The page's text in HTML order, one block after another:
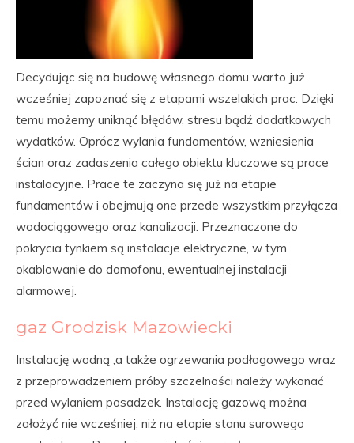
Decydując się na budowę własnego domu warto już
wcześniej zapoznać się z etapami wszelakich prac. Dzięki
temu możemy uniknąć błędów, stresu bądź dodatkowych
wydatków. Oprócz wylania fundamentów, wzniesienia
ścian oraz zadaszenia całego obiektu kluczowe są prace
instalacyjne. Prace te zaczyna się już na etapie
fundamentów i obejmują one przede wszystkim przyłącza
wodociągowego oraz kanalizacji. Przeznaczone do
pokrycia tynkiem są instalacje elektryczne, w tym
okablowanie do domofonu, ewentualnej instalacji
alarmowej.
gaz Grodzisk Mazowiecki
Instalację wodną ,a także ogrzewania podłogowego wraz
z przeprowadzeniem próby szczelności należy wykonać
przed wylaniem posadzek. Instalację gazową można
założyć nie wcześniej, niż na etapie stanu surowego